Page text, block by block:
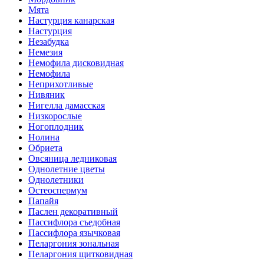
Мята
Настурция канарская
Настурция
Незабудка
Немезия
Немофила дисковидная
Немофила
Неприхотливые
Нивяник
Нигелла дамасская
Низкорослые
Ногоплодник
Нолина
Обриета
Овсяница ледниковая
Однолетние цветы
Однолетники
Остеоспермум
Папайя
Паслен декоративный
Пассифлора съедобная
Пассифлора язычковая
Пеларгония зональная
Пеларгония щитковидная